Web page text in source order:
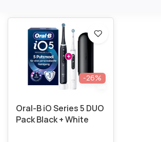
-26%
Oral-B iO Series 5 DUO
Pack Black + White